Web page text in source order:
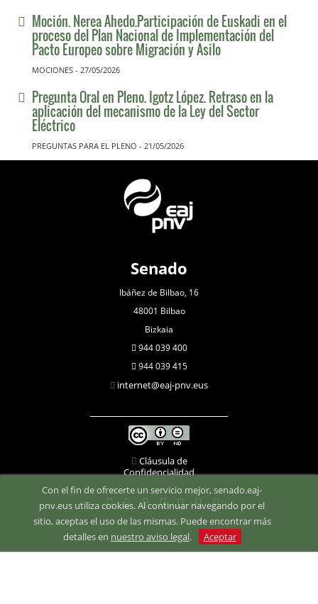
Moción. Nerea Ahedo.Participación de Euskadi en el
proceso del Plan Nacional de Implementación del
Pacto Europeo sobre Migración y Asilo
MOCIONES - 27/05/2026
Pregunta Oral en Pleno. Igotz López. Retraso en la
aplicación del mecanismo de la Ley del Sector
Eléctrico
PREGUNTAS PARA EL PLENO - 21/05/2026
Senado
Ibáñez de Bilbao, 16
48001 Bilbao
Bizkaia
944 039 400
944 039 415
internet@eaj-pnv.eus
Cláusula de
Confidencialidad
Con el fin de ofrecerte un servicio mejor, senado.eaj-
pnv.eus utiliza cookies. Al continuar navegando por el
sitio, aceptas el uso de las mismas. Puede encontrar más
detalles en nuestro aviso legal. Aceptar